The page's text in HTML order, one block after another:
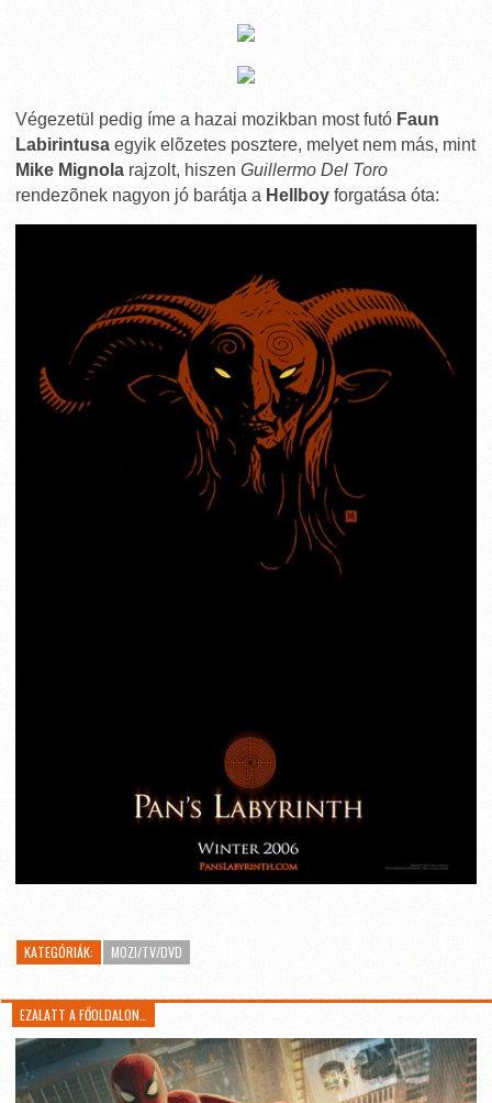
Végezetül pedig íme a hazai mozikban most futó Faun
Labirintusa egyik elõzetes posztere, melyet nem más, mint
Mike Mignola rajzolt, hiszen Guillermo Del Toro
rendezõnek nagyon jó barátja a Hellboy forgatása óta:
KATEGÓRIÁK: MOZI/TV/DVD
EZALATT A FŐOLDALON…